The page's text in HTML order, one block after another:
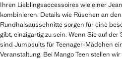
Ihren Lieblingsaccessoires wie einer
kombinieren. Details wie Rüschen an
Rundhalsausschnitte sorgen für eine
gibt, einzigartig zu sein. Wenn Sie auf
sind Jumpsuits für Teenager-Mädchen
Veranstaltung. Bei Mango Teen stellen